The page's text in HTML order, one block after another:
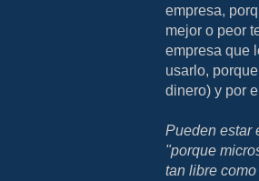
empresa,
mejor o peor
empresa que
usarlo,
dinero) y por
Pueden estar
"porque
tan libre